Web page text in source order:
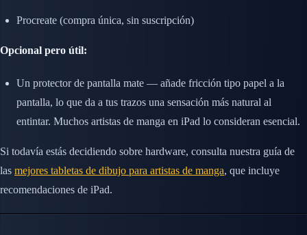
Procreate (compra única, sin suscripción)
Opcional pero útil:
Un protector de pantalla mate — añade fricción tipo papel a la
pantalla, lo que da a tus trazos una sensación más natural al
entintar. Muchos artistas de manga en iPad lo consideran esencial.
Si todavía estás decidiendo sobre hardware, consulta nuestra guía de
las mejores tabletas de dibujo para artistas de manga, que incluye
recomendaciones de iPad.